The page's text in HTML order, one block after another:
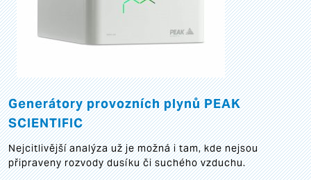
Generátory provozních plynů PEAK
SCIENTIFIC
Nejcitlivější analýza už je možná i tam, kde nejsou
připraveny rozvody dusíku či suchého vzduchu.